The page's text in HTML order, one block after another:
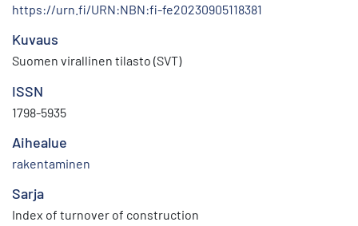
https://urn.fi/URN:NBN:fi-fe20230905118381
Kuvaus
Suomen virallinen tilasto (SVT)
ISSN
1798-5935
Aihealue
rakentaminen
Sarja
Index of turnover of construction